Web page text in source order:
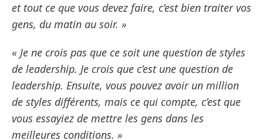
et tout ce que vous devez faire, c’est bien traiter vos
gens, du matin au soir. »
« Je ne crois pas que ce soit une question de styles
de leadership. Je crois que c’est une question de
leadership. Ensuite, vous pouvez avoir un million
de styles différents, mais ce qui compte, c’est que
vous essayiez de mettre les gens dans les
meilleures conditions. »